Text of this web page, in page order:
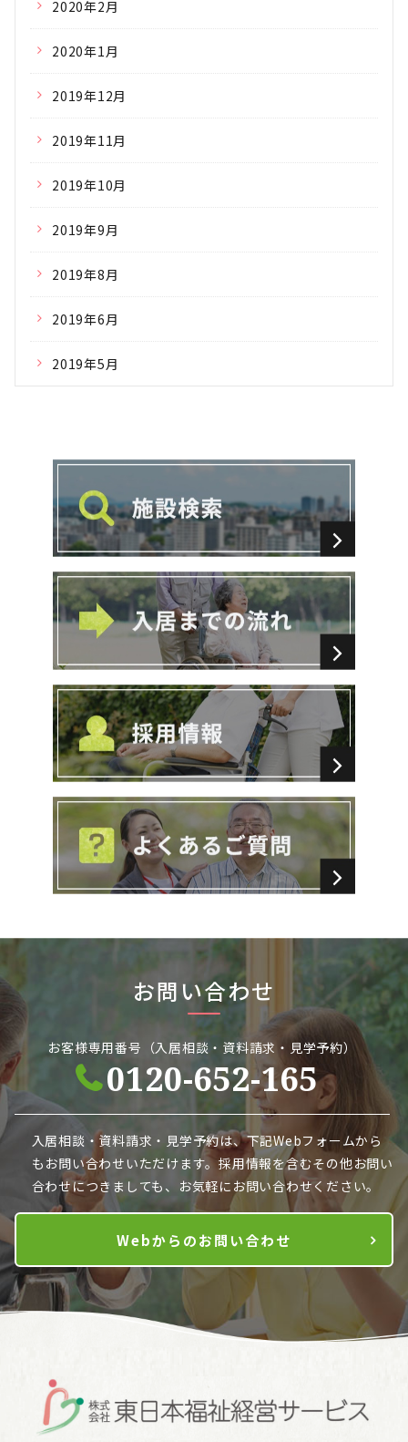
2020年2月
2020年1月
2019年12月
2019年11月
2019年10月
2019年9月
2019年8月
2019年6月
2019年5月
お問い合わせ
お客様専用番号（入居相談・資料請求・見学予約）
0120-652-165
入居相談・資料請求・見学予約は、下記Webフォームから
も お問い合わせいただけます。採用情報を含むその他お問い
合わせにつきましても、お気軽にお問い合わせください。
Webからのお問い合わせ